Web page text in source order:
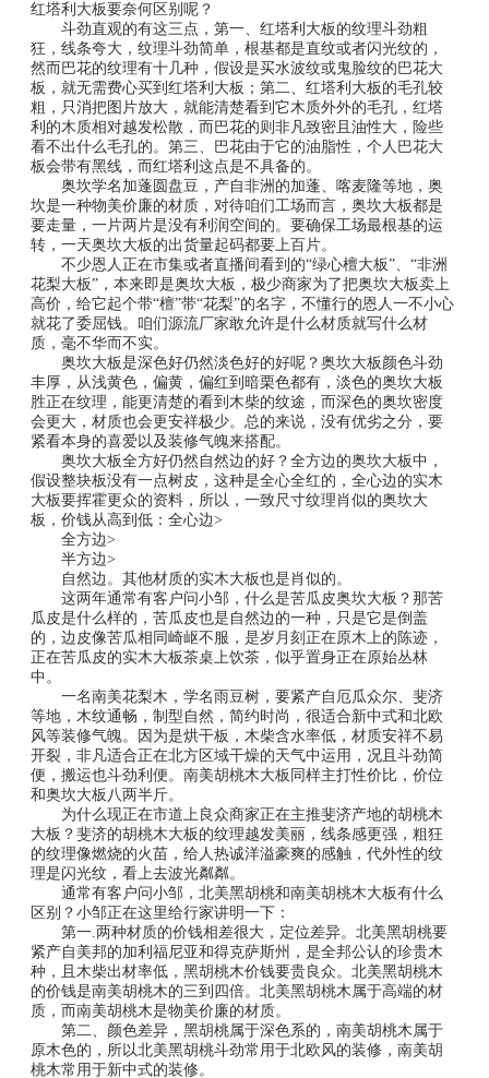
红塔利大板要奈何区别呢？
斗劲直观的有这三点，第一、红塔利大板的纹理斗劲粗
狂，线条夸大，纹理斗劲简单，根基都是直纹或者闪光纹的，
然而巴花的纹理有十几种，假设是买水波纹或鬼脸纹的巴花大
板，就无需费心买到红塔利大板；第二、红塔利大板的毛孔较
粗，只消把图片放大，就能清楚看到它木质外外的毛孔，红塔
利的木质相对越发松散，而巴花的则非凡致密且油性大，险些
看不出什么毛孔的。第三、巴花由于它的油脂性，个人巴花大
板会带有黑线，而红塔利这点是不具备的。
奥坎学名加蓬圆盘豆，产自非洲的加蓬、喀麦隆等地，奥
坎是一种物美价廉的材质，对待咱们工场而言，奥坎大板都是
要走量，一片两片是没有利润空间的。要确保工场最根基的运
转，一天奥坎大板的出货量起码都要上百片。
不少恩人正在市集或者直播间看到的“绿心檀大板”、“非洲
花梨大板”，本来即是奥坎大板，极少商家为了把奥坎大板卖上
高价，给它起个带“檀”带“花梨”的名字，不懂行的恩人一不小心
就花了委屈钱。咱们源流厂家敢允许是什么材质就写什么材
质，毫不华而不实。
奥坎大板是深色好仍然淡色好的好呢？奥坎大板颜色斗劲
丰厚，从浅黄色，偏黄，偏红到暗栗色都有，淡色的奥坎大板
胜正在纹理，能更清楚的看到木柴的纹途，而深色的奥坎密度
会更大，材质也会更安祥极少。总的来说，没有优劣之分，要
紧看本身的喜爱以及装修气魄来搭配。
奥坎大板全方好仍然自然边的好？全方边的奥坎大板中，
假设整块板没有一点树皮，这种是全心全红的，全心边的实木
大板要挥霍更众的资料，所以，一致尺寸纹理肖似的奥坎大
板，价钱从高到低：全心边>
全方边>
半方边>
自然边。其他材质的实木大板也是肖似的。
这两年通常有客户问小邹，什么是苦瓜皮奥坎大板？那苦
瓜皮是什么样的，苦瓜皮也是自然边的一种，只是它是倒盖
的，边皮像苦瓜相同崎岖不服，是岁月刻正在原木上的陈迹，
正在苦瓜皮的实木大板茶桌上饮茶，似乎置身正在原始丛林
中。
一名南美花梨木，学名雨豆树，要紧产自厄瓜众尔、斐济
等地，木纹通畅，制型自然，简约时尚，很适合新中式和北欧
风等装修气魄。因为是烘干板，木柴含水率低，材质安祥不易
开裂，非凡适合正在北方区域干燥的天气中运用，况且斗劲简
便，搬运也斗劲利便。南美胡桃木大板同样主打性价比，价位
和奥坎大板八两半斤。
为什么现正在市道上良众商家正在主推斐济产地的胡桃木
大板？斐济的胡桃木大板的纹理越发美丽，线条感更强，粗狂
的纹理像燃烧的火苗，给人热诚洋溢豪爽的感触，代外性的纹
理是闪光纹，看上去波光粼粼。
通常有客户问小邹，北美黑胡桃和南美胡桃木大板有什么
区别？小邹正在这里给行家讲明一下：
第一.两种材质的价钱相差很大，定位差异。北美黑胡桃要
紧产自美邦的加利福尼亚和得克萨斯州，是全邦公认的珍贵木
种，且木柴出材率低，黑胡桃木价钱要贵良众。北美黑胡桃木
的价钱是南美胡桃木的三到四倍。北美黑胡桃木属于高端的材
质，而南美胡桃木是物美价廉的材质。
第二、颜色差异，黑胡桃属于深色系的，南美胡桃木属于
原木色的，所以北美黑胡桃斗劲常用于北欧风的装修，南美胡
桃木常用于新中式的装修。